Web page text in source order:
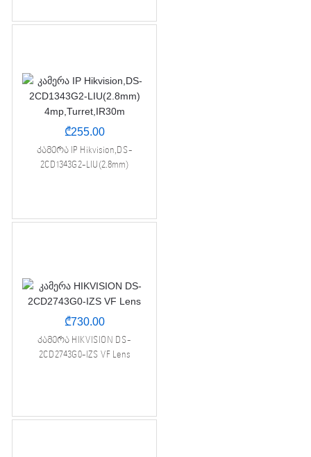
₾255.00
კამერა IP Hikvision,DS-
2CD1343G2-LIU(2.8mm)
₾730.00
კამერა HIKVISION DS-
2CD2743G0-IZS VF Lens